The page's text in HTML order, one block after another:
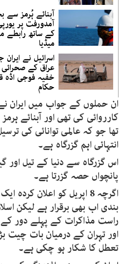
آبنائے ہُرمز
آمدورفت پر
کے ساتھ رابطے
میڈیا
اسرائیل نے
عراق کے
خفیہ فوجی اڈہ
حکام
ان حملوں کے جواب میں ایران
کارروائی کی تھی اور آبنائے
تھا جو کہ عالمی توانائی کی
انتہائی اہم گزرگاہ ہے۔
اس گزرگاہ سے دنیا کے تیل اور
پانچواں حصہ گزرتا ہے۔
اگرچہ 8 اپریل کو اعلان
بندی اب بھی برقرار ہے لیکن
راست مذاکرات کے پہلے دور
اور تہران کے درمیان بات چیت
تعطل کا شکار ہو چکی ہے۔